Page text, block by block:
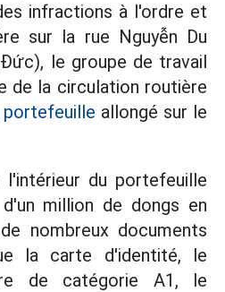
infractions à l'ordre et
sur la rue Nguyễn Du
le groupe de travail
de la circulation routière
portefeuille allongé sur le
l'intérieur du portefeuille
million de dongs en
nombreux documents
la carte d'identité, le
de catégorie A1, le